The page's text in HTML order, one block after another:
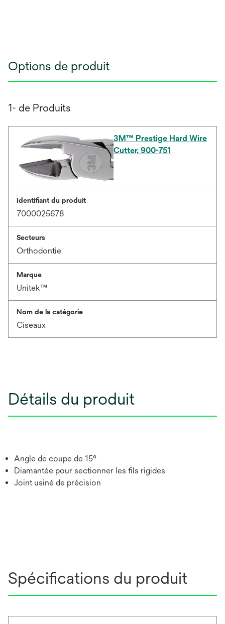
Options de produit
1- de Produits
3M™ Prestige Hard Wire
Cutter, 900-751
Identifiant du produit
7000025678
Secteurs
Orthodontie
Marque
Unitek™
Nom de la catégorie
Ciseaux
Détails du produit
Angle de coupe de 15°
Diamantée pour sectionner les fils rigides
Joint usiné de précision
Spécifications du produit